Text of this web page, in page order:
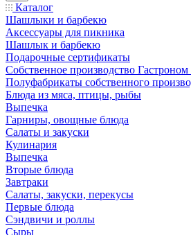
Каталог
Шашлыки и барбекю
Аксессуары для пикника
Шашлык и барбекю
Подарочные сертификаты
Собственное производство
Полуфабрикаты собственного
Блюда из мяса, птицы, рыбы
Выпечка
Гарниры, овощные блюда
Салаты и закуски
Кулинария
Выпечка
Вторые блюда
Завтраки
Салаты, закуски, перекусы
Первые блюда
Сэндвичи и роллы
Сыры